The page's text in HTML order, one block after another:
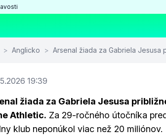
> Anglicko > Arsenal žiada za Gabriela Jesusa
19:39
žiada za Gabriela Jesusa
Athletic. Za 29-ročného útočníka
klub neponúkol viac než 20 miliónov.